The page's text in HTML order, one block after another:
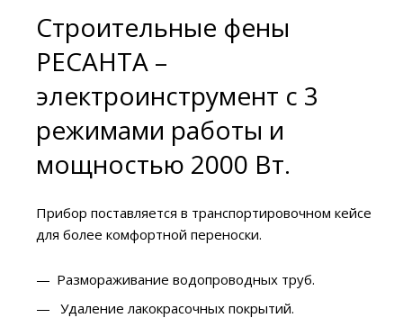
Строительные фены
РЕСАНТА –
электроинструмент с 3
режимами работы и
мощностью 2000 Вт.
Прибор поставляется в транспортировочном кейсе
для более комфортной переноски.
Размораживание водопроводных труб.
Удаление лакокрасочных покрытий.